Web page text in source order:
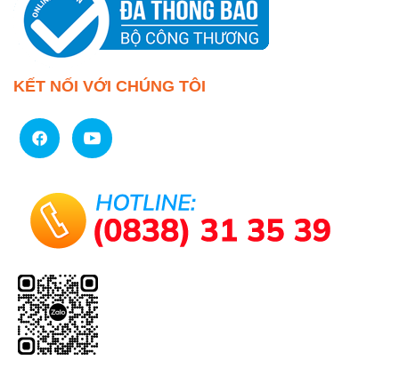
KẾT NỐI VỚI CHÚNG TÔI